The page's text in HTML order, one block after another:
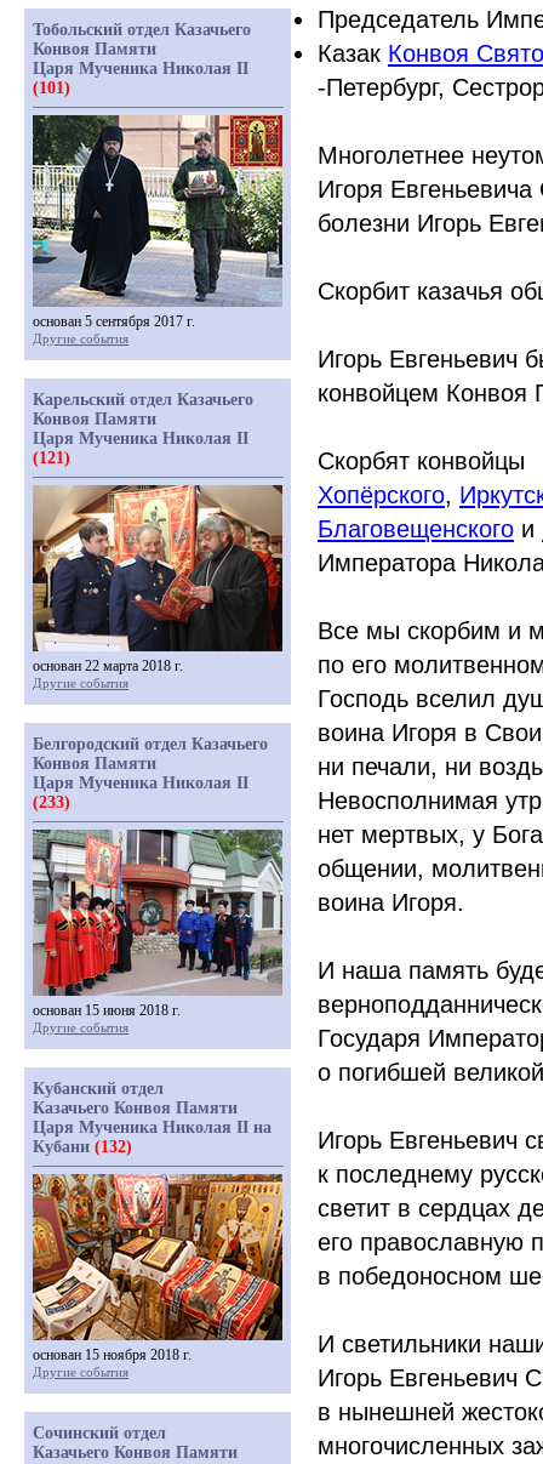
Председатель
Казак Конвоя
-Петербург,
Многолетнее
Игоря
болезни Игорь
Скорбит казачья
Игорь Евгеньевич
конвойцем Конвоя
Скорбят конвойцы
Хопёрского,
Благовещенского и
Императора
Все мы скорбим и
по его
Господь вселил
воина Игоря в
ни печали, ни
Невосполнимая
нет мертвых, у
общении,
воина Игоря.
И наша память
Государя
о погибшей
Игорь Евгеньевич
к последнему
светит в сердцах
его православную
в победоносном
И светильники
Игорь Евгеньевич
в нынешней
многочисленных
Тобольский отдел Казачьего
Конвоя Памяти
Царя Мученика Николая II
(101)
основан 5 сентября 2017 г.
Другие события
Карельский отдел Казачьего
Конвоя Памяти
Царя Мученика Николая II
(121)
основан 22 марта 2018 г.
Другие события
Белгородский отдел Казачьего
Конвоя Памяти
Царя Мученика Николая II
(233)
основан 15 июня 2018 г.
Другие события
Кубанский отдел
Казачьего Конвоя Памяти
Царя Мученика Николая II на
Кубани (132)
основан 15 ноября 2018 г.
Другие события
Сочинский отдел
Казачьего Конвоя Памяти